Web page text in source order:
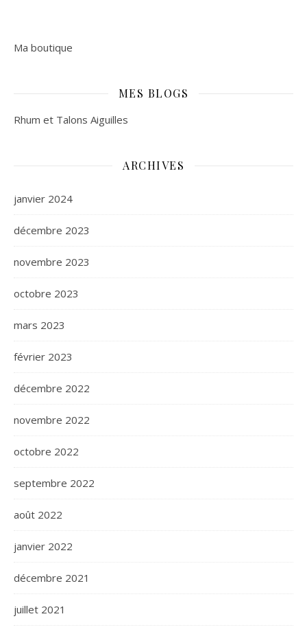
Ma boutique
MES BLOGS
Rhum et Talons Aiguilles
ARCHIVES
janvier 2024
décembre 2023
novembre 2023
octobre 2023
mars 2023
février 2023
décembre 2022
novembre 2022
octobre 2022
septembre 2022
août 2022
janvier 2022
décembre 2021
juillet 2021